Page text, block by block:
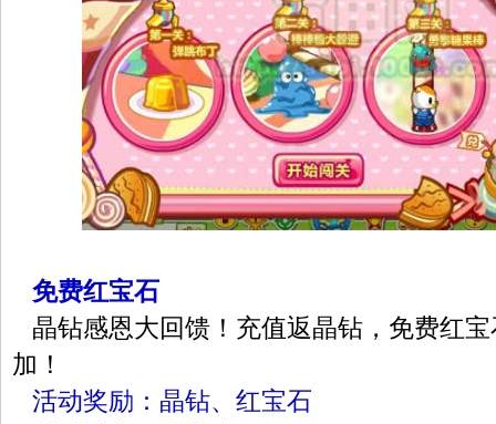
免费红宝石
晶钻感恩大回馈！充值返晶钻，免费红
加！
活动奖励：晶钻、红宝石